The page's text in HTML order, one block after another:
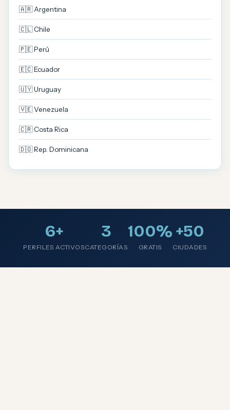
🇦🇷 Argentina
🇨🇱 Chile
🇵🇪 Perú
🇪🇨 Ecuador
🇺🇾 Uruguay
🇻🇪 Venezuela
🇨🇷 Costa Rica
🇩🇴 Rep. Dominicana
6+
PERFILES ACTIVOS
3
CATEGORÍAS
100%
GRATIS
+50
CIUDADES